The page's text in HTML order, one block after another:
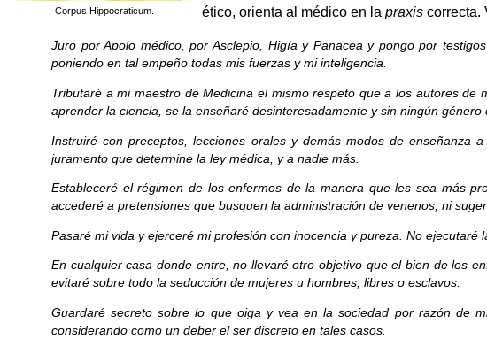
Corpus Hippocraticum.
ético, orienta al médico en la praxis correcta.
Juro por Apolo médico, por Asclepio, Higía y Panacea y pongo por
poniendo en tal empeño todas mis fuerzas y mi inteligencia.
Tributaré a mi maestro de Medicina el mismo respeto que a los autores
aprender la ciencia, se la enseñaré desinteresadamente y sin ningún género
Instruiré con preceptos, lecciones orales y demás modos de
juramento que determine la ley médica, y a nadie más.
Estableceré el régimen de los enfermos de la manera que les sea más
accederé a pretensiones que busquen la administración de venenos, ni
Pasaré mi vida y ejerceré mi profesión con inocencia y pureza. No ejecutaré
En cualquier casa donde entre, no llevaré otro objetivo que el bien de los
evitaré sobre todo la seducción de mujeres u hombres, libres o esclavos.
Guardaré secreto sobre lo que oiga y vea en la sociedad por razón de
considerando como un deber el ser discreto en tales casos.